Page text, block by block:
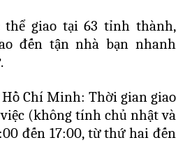
giao tại 63 tỉnh thành,
đến tận nhà bạn nhanh
Chí Minh: Thời gian giao
(không tính chủ nhật và
đến 17:00, từ thứ hai đến